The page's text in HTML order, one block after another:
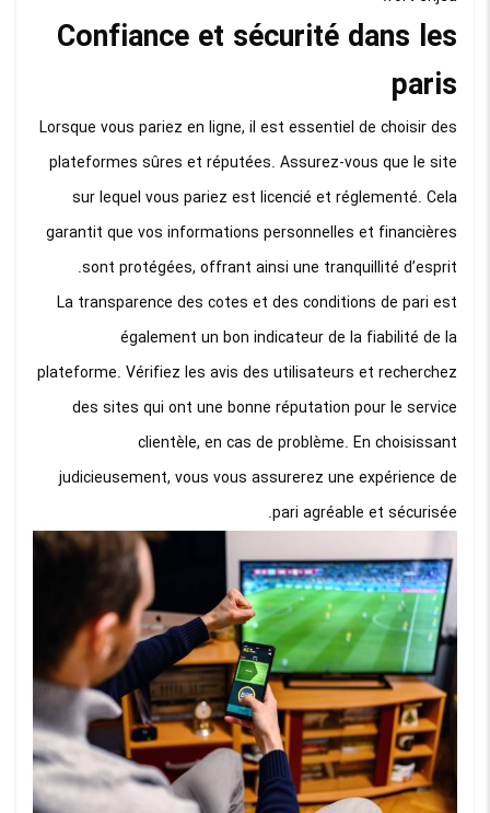
Confiance et sécurité dans les
paris
Lorsque vous pariez en ligne, il est essentiel de choisir des
plateformes sûres et réputées. Assurez-vous que le site
sur lequel vous pariez est licencié et réglementé. Cela
garantit que vos informations personnelles et financières
sont protégées, offrant ainsi une tranquillité d’esprit.
La transparence des cotes et des conditions de pari est
également un bon indicateur de la fiabilité de la
plateforme. Vérifiez les avis des utilisateurs et recherchez
des sites qui ont une bonne réputation pour le service
clientèle, en cas de problème. En choisissant
judicieusement, vous vous assurerez une expérience de
pari agréable et sécurisée.